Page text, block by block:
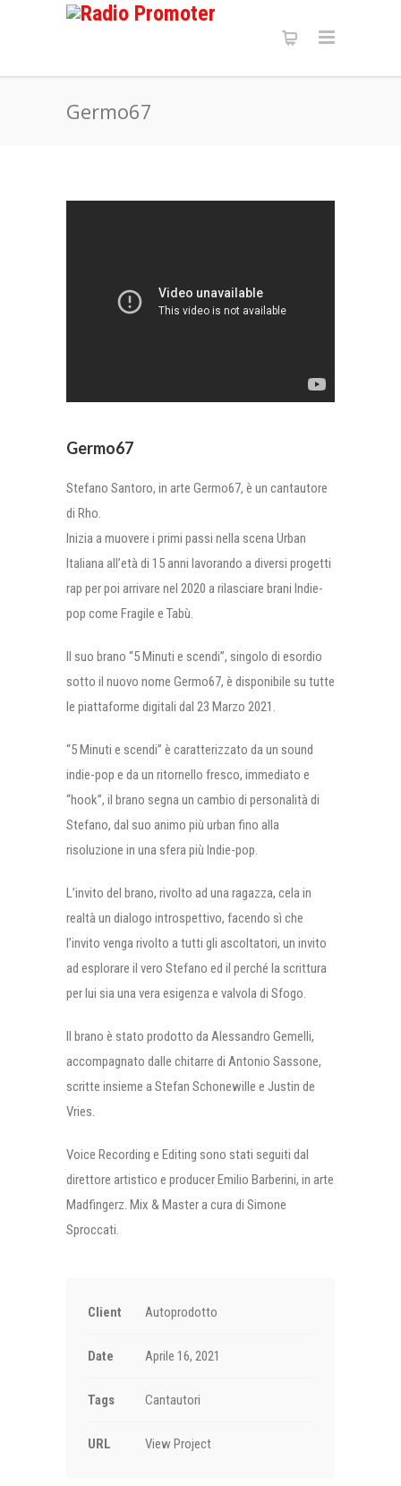
Germo67
Germo67
Stefano Santoro, in arte Germo67, è un cantautore
di Rho.
Inizia a muovere i primi passi nella scena Urban
Italiana all’età di 15 anni lavorando a diversi progetti
rap per poi arrivare nel 2020 a rilasciare brani Indie-
pop come Fragile e Tabù.
Il suo brano “5 Minuti e scendi”, singolo di esordio
sotto il nuovo nome Germo67, è disponibile su tutte
le piattaforme digitali dal 23 Marzo 2021.
“5 Minuti e scendi” è caratterizzato da un sound
indie-pop e da un ritornello fresco, immediato e
“hook”, il brano segna un cambio di personalità di
Stefano, dal suo animo più urban fino alla
risoluzione in una sfera più Indie-pop.
L’invito del brano, rivolto ad una ragazza, cela in
realtà un dialogo introspettivo, facendo sì che
l’invito venga rivolto a tutti gli ascoltatori, un invito
ad esplorare il vero Stefano ed il perché la scrittura
per lui sia una vera esigenza e valvola di Sfogo.
Il brano è stato prodotto da Alessandro Gemelli,
accompagnato dalle chitarre di Antonio Sassone,
scritte insieme a Stefan Schonewille e Justin de
Vries.
Voice Recording e Editing sono stati seguiti dal
direttore artistico e producer Emilio Barberini, in arte
Madfingerz. Mix & Master a cura di Simone
Sproccati.
Client Autoprodotto
Date Aprile 16, 2021
Tags Cantautori
URL View Project